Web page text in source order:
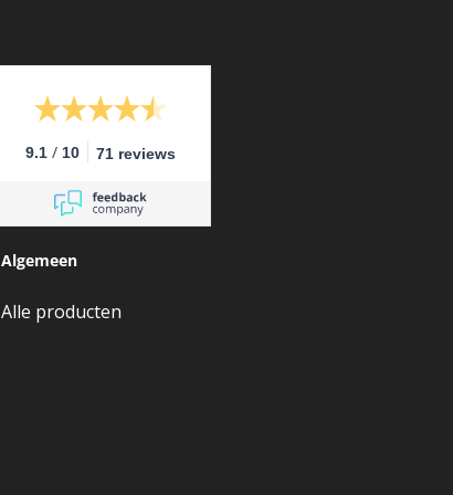
9.1 / 10 71 reviews
Algemeen
Alle producten